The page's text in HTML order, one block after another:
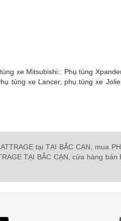
xe Mitsubishi:: Phụ tùng
tùng xe Lancer, phụ tùng xe
tại TẠI BẮC CẠN, mua
TẠI BẮC CẠN, cửa hàng bán